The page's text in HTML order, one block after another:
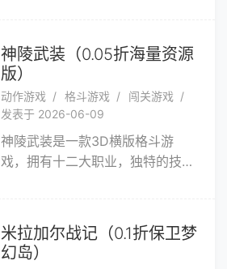
互动解谜元素与自由职业战斗，讲
述有关拯救与毁灭的末世故事。
神陵武装（0.05折海量资源
版）
动作游戏 格斗游戏
闯关游戏
发表于 2026-06-09
神陵武装是一款3D横版格斗游
戏，拥有十二大职业，独特的技能
的PK系统，数值平衡，全凭操作，
秀出你的大神风采；特色深渊史诗
副本，体验前所未有的独特掉落机
米拉加尔战记（0.1折保卫梦
幻岛）